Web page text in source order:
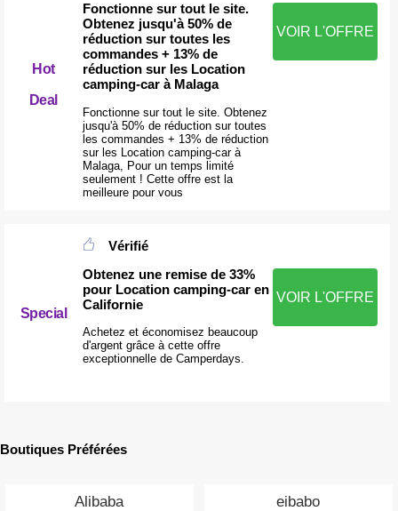
Hot
Deal
Fonctionne sur tout le site.
Obtenez jusqu'à 50% de
réduction sur toutes les
commandes + 13% de
réduction sur les Location
camping-car à Malaga
Fonctionne sur tout le site. Obtenez
jusqu'à 50% de réduction sur toutes
les commandes + 13% de réduction
sur les Location camping-car à
Malaga, Pour un temps limité
seulement ! Cette offre est la
meilleure pour vous
VOIR L'OFFRE
Special
Vérifié
Obtenez une remise de 33%
pour Location camping-car en
Californie
Achetez et économisez beaucoup
d'argent grâce à cette offre
exceptionnelle de Camperdays.
VOIR L'OFFRE
Boutiques Préférées
Alibaba eibabo